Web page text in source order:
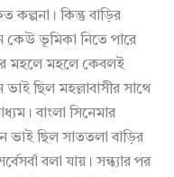
কল্পনা। কিন্তু বাড়ির
কেউ ভূমিকা নিতে পারে
মহলে মহলে কেবলই
ছিল মহল্লাবাসীর সাথে
বাংলা সিনেমার
ছিল সাততলা বাড়ির
বলা যায়। সন্ধ্যার পর